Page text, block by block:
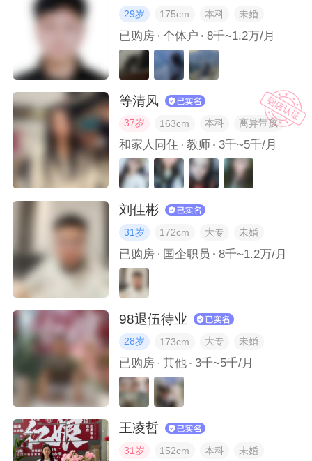
你平时在哪些区域/商圈活动？
未来3年，你的计划是怎样的？
你经历过的最浪漫的事是什么？
你一般怎么安排自己的业余时间？
描述下你的诗与远方？
异性哪些行为会让你反感？
什么样的异性最让你心动？
你接受养宠物吗？
你对将来的二人世界有哪些期待？
你喜欢听哪些歌手的音乐？
你喜欢什么类型的电影？
29岁 175cm 本科 未婚
已购房 个体户 8千~1.2万/月
等清风
37岁 163cm 本科 离异带孩
和家人同住 教师 3千~5千/月
刘佳彬
31岁 172cm 大专 未婚
已购房 国企职员 8千~1.2万/月
98退伍待业
28岁 173cm 大专 未婚
已购房 其他 3千~5千/月
王凌哲
31岁 152cm 本科 未婚